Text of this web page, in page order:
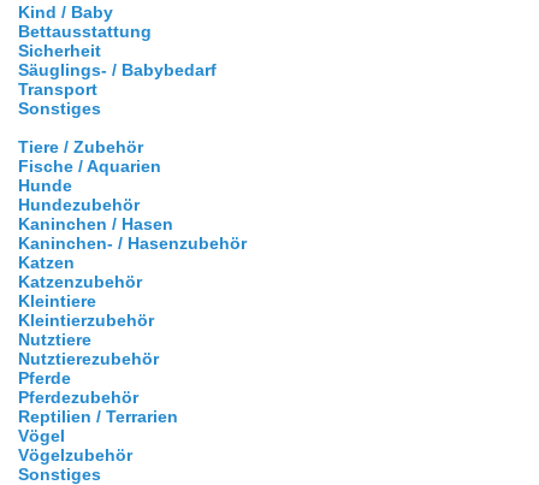
Kind / Baby
Bettausstattung
Sicherheit
Säuglings- / Babybedarf
Transport
Sonstiges
Tiere / Zubehör
Fische / Aquarien
Hunde
Hundezubehör
Kaninchen / Hasen
Kaninchen- / Hasenzubehör
Katzen
Katzenzubehör
Kleintiere
Kleintierzubehör
Nutztiere
Nutztierezubehör
Pferde
Pferdezubehör
Reptilien / Terrarien
Vögel
Vögelzubehör
Sonstiges